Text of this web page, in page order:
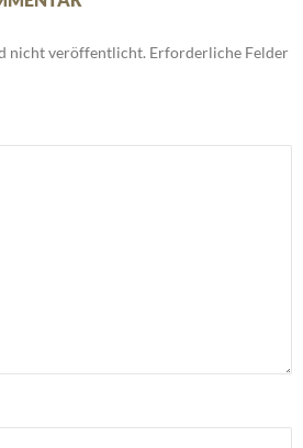
nicht veröffentlicht. Erforderliche Felder